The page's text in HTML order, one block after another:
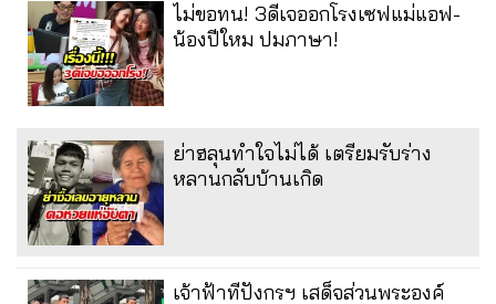
ไม่ขอทน! 3ดีเจออกโรงเซฟแม่แอฟ-
น้องปีใหม ปมภาษา!
ย่าฮลุนทำใจไม่ได้ เตรียมรับร่าง
หลานกลับบ้านเกิด
เจ้าฟ้าทีปังกรฯ เสด็จส่วนพระองค์